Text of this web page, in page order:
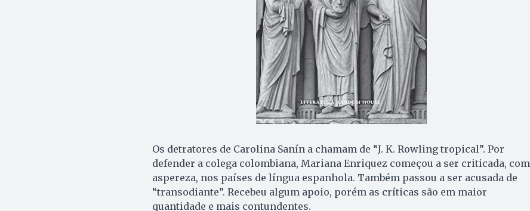
Os detratores de Carolina Sanín a chamam de “J. K. Rowling tropical”. Por
defender a colega colombiana, Mariana Enriquez começou a ser criticada, com
aspereza, nos países de língua espanhola. Também passou a ser acusada de
“transodiante”. Recebeu algum apoio, porém as críticas são em maior
quantidade e mais contundentes.